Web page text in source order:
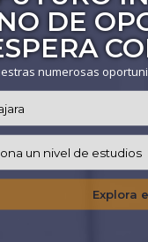
DE
numerosas
Explora